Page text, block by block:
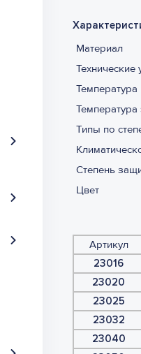
Материал
Технические
Температура
Типы по
Степень
Цвет
Артикул
23016
23020
23025
23032
23040